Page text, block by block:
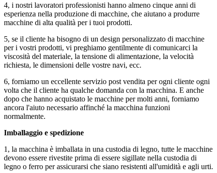
4, i nostri lavoratori professionisti hanno almeno cinque anni di
esperienza nella produzione di macchine, che aiutano a produrre
macchine di alta qualità per i tuoi prodotti.
5, se il cliente ha bisogno di un design personalizzato di macchine
per i vostri prodotti, vi preghiamo gentilmente di comunicarci la
viscosità del materiale, la tensione di alimentazione, la velocità
richiesta, le dimensioni delle vostre navi, ecc.
6, forniamo un eccellente servizio post vendita per ogni cliente ogni
volta che il cliente ha qualche domanda con la macchina. E anche
dopo che hanno acquistato le macchine per molti anni, forniamo
ancora l'aiuto necessario affinché la macchina funzioni
normalmente.
Imballaggio e spedizione
1, la macchina è imballata in una custodia di legno, tutte le macchine
devono essere rivestite prima di essere sigillate nella custodia di
legno o ferro per assicurarsi che siano resistenti all'umidità e agli urti.